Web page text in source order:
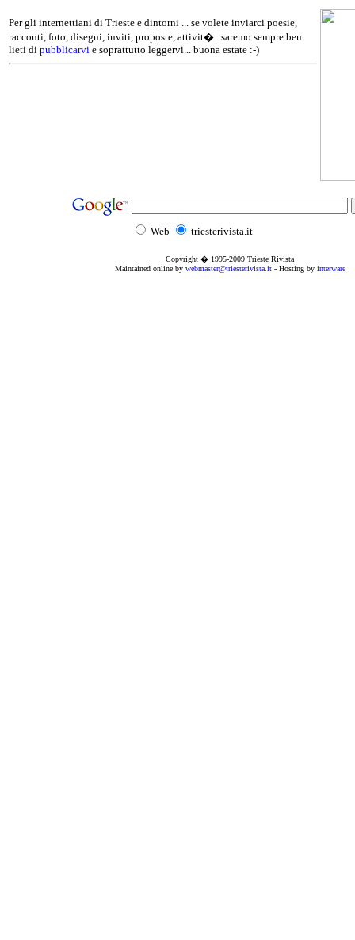
Per gli internettiani di Trieste e dintorni ... se volete inviarci poesie,
racconti, foto, disegni, inviti, proposte, attivit�.. saremo sempre ben
lieti di pubblicarvi e soprattutto leggervi... buona estate :-)
Web triesterivista.it
Copyright � 1995-2009 Trieste Rivista
Maintained online by webmaster@triesterivista.it- Hosting by interware